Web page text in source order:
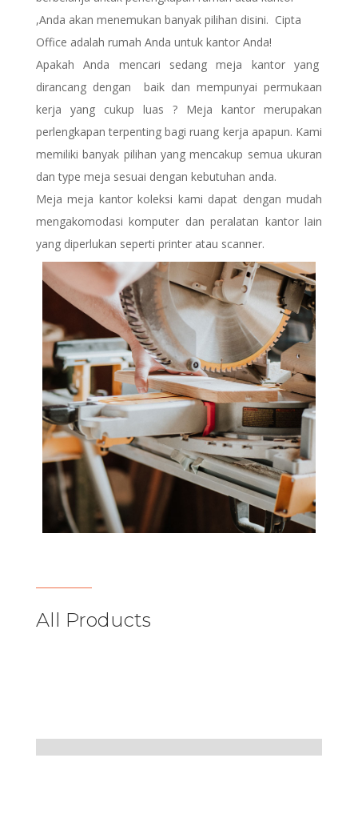
,Anda akan menemukan banyak pilihan disini. Cipta
Office adalah rumah Anda untuk kantor Anda!
Apakah Anda mencari sedang meja kantor yang
dirancang dengan baik dan mempunyai permukaan
kerja yang cukup luas ? Meja kantor merupakan
perlengkapan terpenting bagi ruang kerja apapun. Kami
memiliki banyak pilihan yang mencakup semua ukuran
dan type meja sesuai dengan kebutuhan anda.
Meja meja kantor koleksi kami dapat dengan mudah
mengakomodasi komputer dan peralatan kantor lain
yang diperlukan seperti printer atau scanner.
All Products